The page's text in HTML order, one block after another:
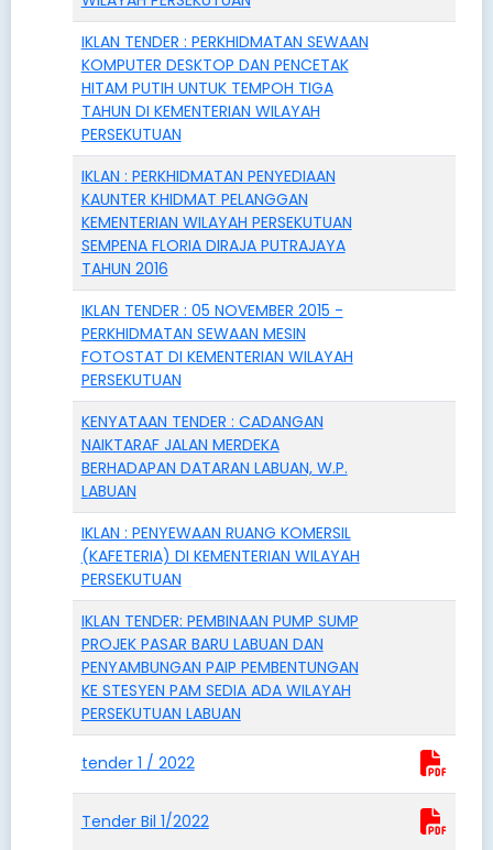
IKLAN TENDER : PERKHIDMATAN SEWAAN
KOMPUTER DESKTOP DAN PENCETAK
HITAM PUTIH UNTUK TEMPOH TIGA
TAHUN DI KEMENTERIAN WILAYAH
PERSEKUTUAN
IKLAN : PERKHIDMATAN PENYEDIAAN
KAUNTER KHIDMAT PELANGGAN
KEMENTERIAN WILAYAH PERSEKUTUAN
SEMPENA FLORIA DIRAJA PUTRAJAYA
TAHUN 2016
IKLAN TENDER : 05 NOVEMBER 2015 -
PERKHIDMATAN SEWAAN MESIN
FOTOSTAT DI KEMENTERIAN WILAYAH
PERSEKUTUAN
KENYATAAN TENDER : CADANGAN
NAIKTARAF JALAN MERDEKA
BERHADAPAN DATARAN LABUAN, W.P.
LABUAN
IKLAN : PENYEWAAN RUANG KOMERSIL
(KAFETERIA) DI KEMENTERIAN WILAYAH
PERSEKUTUAN
IKLAN TENDER: PEMBINAAN PUMP SUMP
PROJEK PASAR BARU LABUAN DAN
PENYAMBUNGAN PAIP PEMBENTUNGAN
KE STESYEN PAM SEDIA ADA WILAYAH
PERSEKUTUAN LABUAN
tender 1 / 2022
Tender Bil 1/2022